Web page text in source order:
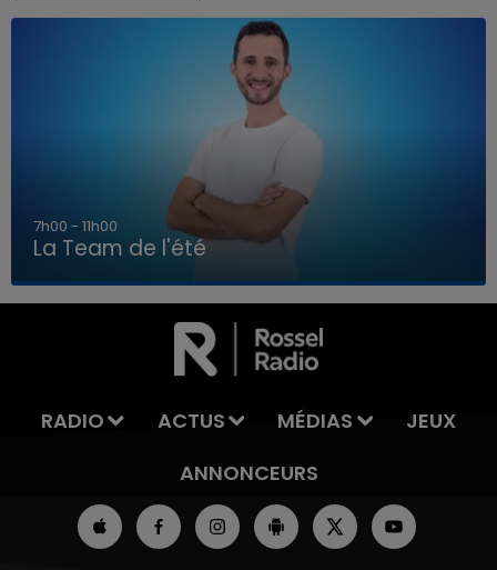
LA TEAM DE L'ÉTÉ
7h00 - 11h00
La Team de l'été
RADIO ACTUS MÉDIAS
JEUX
ANNONCEURS